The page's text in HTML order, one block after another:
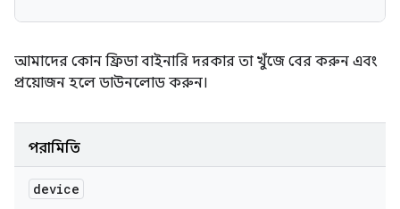
আমাদের কোন ফ্রিডা বাইনারি দরকার তা খুঁজে বের করুন এবং
প্রয়োজন হলে ডাউনলোড করুন।
পরামিতি
device